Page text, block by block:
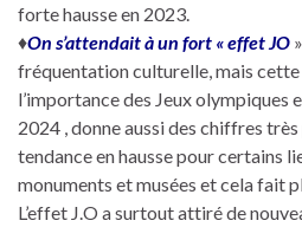
forte hausse en 2023.
♦On s’attendait à un fort « effet JO
fréquentation culturelle, mais
l’importance des Jeux olympiques
2024 , donne aussi des chiffres
tendance en hausse pour certains
monuments et musées et cela fait
L’effet J.O a surtout attiré de